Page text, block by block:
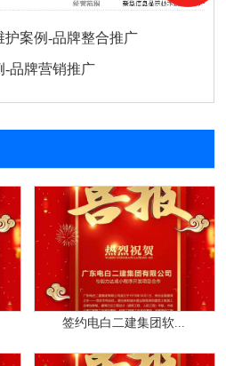
护案例-品牌整合推广
-品牌营销推广
签约电白二建集团软...